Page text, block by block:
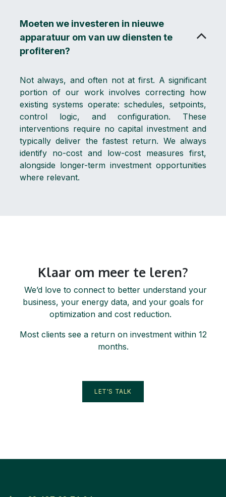
Moeten we investeren in nieuwe
apparatuur om van uw diensten te
profiteren?
Not always, and often not at first. A significant
portion of our work involves correcting how
existing systems operate: schedules, setpoints,
control logic, and configuration. These
interventions require no capital investment and
typically deliver the fastest return. We always
identify no-cost and low-cost measures first,
alongside longer-term investment opportunities
where relevant.
Klaar om meer te leren?
We’d love to connect to better understand your
business, your energy data, and your goals for
optimization and cost reduction.
Most clients see a return on investment within 12
months.
LET'S TALK​​